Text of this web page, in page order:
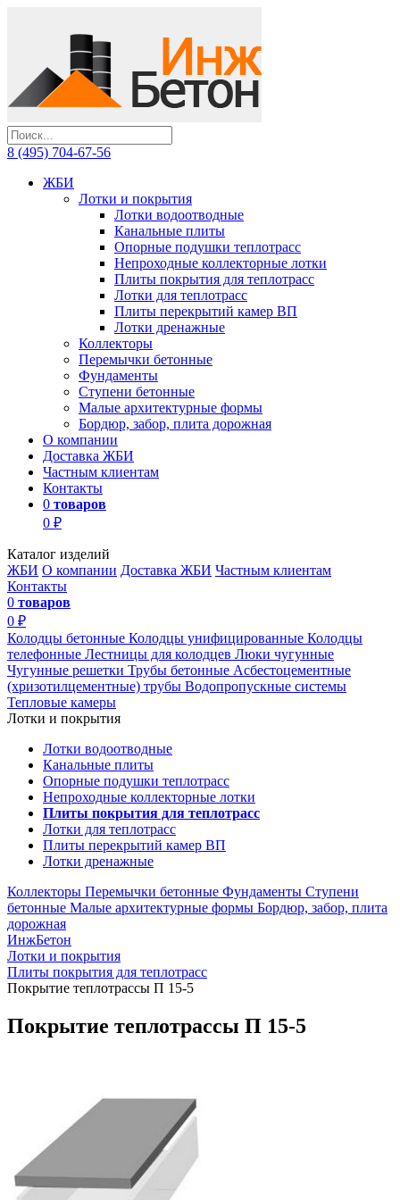
8 (495) 704-67-56
ЖБИ
Лотки и покрытия
Лотки водоотводные
Канальные плиты
Опорные подушки теплотрасс
Непроходные коллекторные лотки
Плиты покрытия для теплотрасс
Лотки для теплотрасс
Плиты перекрытий камер ВП
Лотки дренажные
Коллекторы
Перемычки бетонные
Фундаменты
Ступени бетонные
Малые архитектурные формы
Бордюр, забор, плита дорожная
О компании
Доставка ЖБИ
Частным клиентам
Контакты
0 товаров
0 ₽
Каталог изделий
ЖБИ О компании Доставка ЖБИ Частным клиентам
Контакты
0 товаров
0 ₽
Колодцы бетонные Колодцы унифицированные Колодцы
телефонные Лестницы для колодцев Люки чугунные
Чугунные решетки Трубы бетонные Асбестоцементные
(хризотилцементные) трубы Водопропускные системы
Тепловые камеры
Лотки и покрытия
Лотки водоотводные
Канальные плиты
Опорные подушки теплотрасс
Непроходные коллекторные лотки
Плиты покрытия для теплотрасс
Лотки для теплотрасс
Плиты перекрытий камер ВП
Лотки дренажные
Коллекторы Перемычки бетонные Фундаменты Ступени
бетонные Малые архитектурные формы Бордюр, забор, плита
дорожная
ИнжБетон
Лотки и покрытия
Плиты покрытия для теплотрасс
Покрытие теплотрассы П 15-5
Покрытие теплотрассы П 15-5